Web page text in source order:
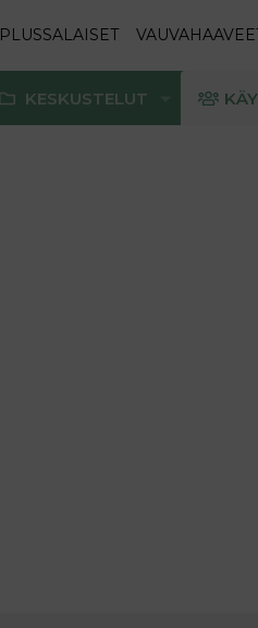
PLUSSALAISET
KESKUSTELUT